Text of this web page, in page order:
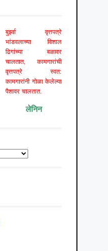
बुर्झ्वा वृत्तपत्रे
भांडवलाच्या विशाल
ढिगांच्या बळावर
चालतात, कामगारांची
वृत्तपत्रे स्वत:
कामगारांनी गोळा केलेल्या
पैशावर चालतात.
लेनिन